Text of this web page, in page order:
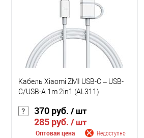
Недоступно
Кабель Xiaomi ZMI USB-C – USB-
C/USB-A 1m 2in1 (AL311)
370 руб. / шт
285 руб. / шт
Оптовая цена Недоступно